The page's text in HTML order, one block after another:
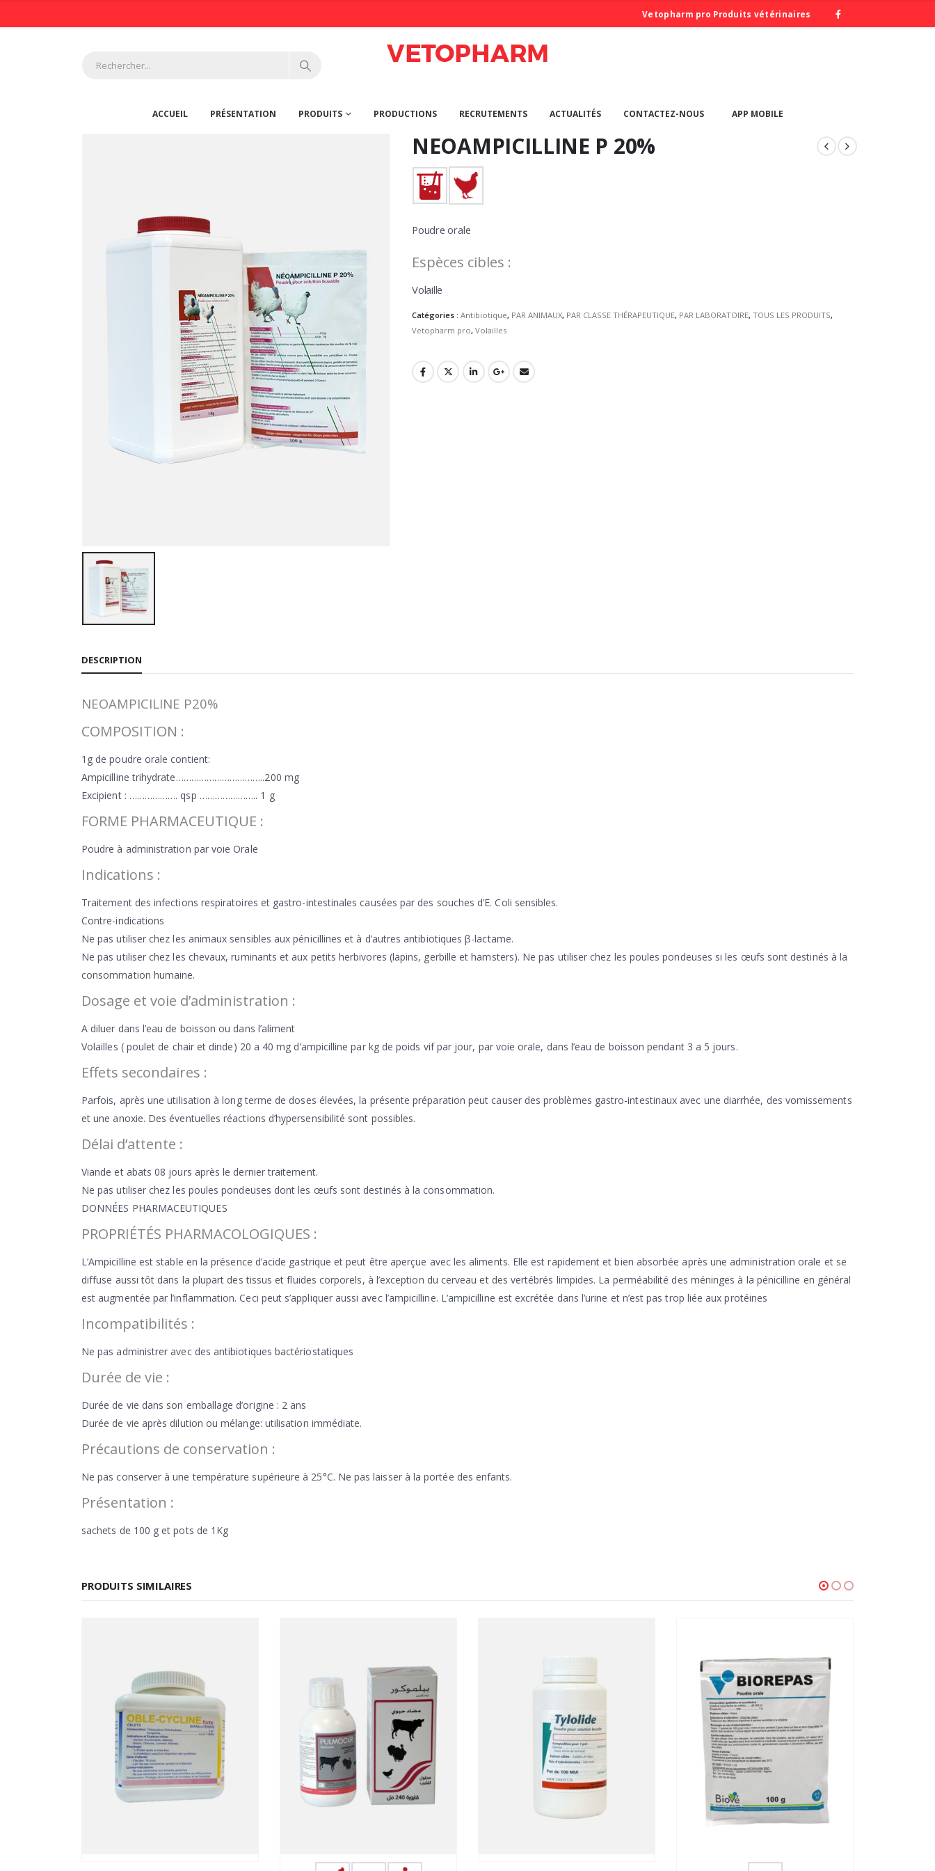
Vetopharm pro Produits vétérinaires
ACCUEIL PRÉSENTATION PRODUITS PRODUCTIONS RECRUTEMENTS ACTUALITÉS CONTACTEZ-NOUS APP MOBILE
NEOAMPICILLINE P 20%
Poudre orale
Espèces cibles :
Volaille
Catégories : Antibiotique, PAR ANIMAUX, PAR CLASSE THÉRAPEUTIQUE, PAR LABORATOIRE, TOUS LES PRODUITS,
Vetopharm pro, Volailles
DESCRIPTION
NEOAMPICILINE P20%
COMPOSITION :
1g de poudre orale contient:
Ampicilline trihydrate……………………………..200 mg
Excipient : ………………. qsp ………………….. 1 g
FORME PHARMACEUTIQUE :
Poudre à administration par voie Orale
Indications :
Traitement des infections respiratoires et gastro-intestinales causées par des souches d’E. Coli sensibles.
Contre-indications
Ne pas utiliser chez les animaux sensibles aux pénicillines et à d’autres antibiotiques β-lactame.
Ne pas utiliser chez les chevaux, ruminants et aux petits herbivores (lapins, gerbille et hamsters). Ne pas utiliser chez les poules pondeuses si les œufs sont destinés à la
consommation humaine.
Dosage et voie d’administration :
A diluer dans l’eau de boisson ou dans l’aliment
Volailles ( poulet de chair et dinde) 20 a 40 mg d’ampicilline par kg de poids vif par jour, par voie orale, dans l’eau de boisson pendant 3 a 5 jours.
Effets secondaires :
Parfois, après une utilisation à long terme de doses élevées, la présente préparation peut causer des problèmes gastro-intestinaux avec une diarrhée, des vomissements
et une anoxie. Des éventuelles réactions d’hypersensibilité sont possibles.
Délai d’attente :
Viande et abats 08 jours après le dernier traitement.
Ne pas utiliser chez les poules pondeuses dont les œufs sont destinés à la consommation.
DONNÉES PHARMACEUTIQUES
PROPRIÉTÉS PHARMACOLOGIQUES :
L’Ampicilline est stable en la présence d’acide gastrique et peut être aperçue avec les aliments. Elle est rapidement et bien absorbée après une administration orale et se
diffuse aussi tôt dans la plupart des tissus et fluides corporels, à l’exception du cerveau et des vertébrés limpides. La perméabilité des méninges à la pénicilline en général
est augmentée par l’inflammation. Ceci peut s’appliquer aussi avec l’ampicilline. L’ampicilline est excrétée dans l’urine et n’est pas trop liée aux protéines
Incompatibilités :
Ne pas administrer avec des antibiotiques bactériostatiques
Durée de vie :
Durée de vie dans son emballage d’origine : 2 ans
Durée de vie après dilution ou mélange: utilisation immédiate.
Précautions de conservation :
Ne pas conserver à une température supérieure à 25°C. Ne pas laisser à la portée des enfants.
Présentation :
sachets de 100 g et pots de 1Kg
PRODUITS SIMILAIRES